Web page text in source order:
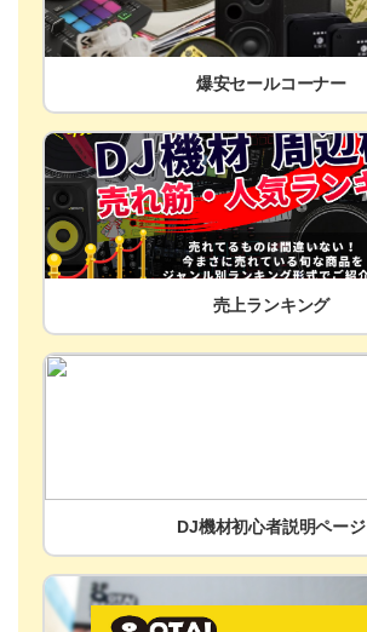
爆安セールコーナー
売上ランキング
DJ機材初心者説明ページ